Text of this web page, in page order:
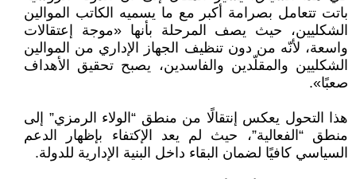
باتت تتعامل بصرامة أكبر مع ما يسميه الكاتب الموالين
الشكليين، حيث يصف المرحلة بأنها «موجة إعتقالات
واسعة، لأنّه من دون تنظيف الجهاز الإداري من الموالين
الشكليين والمقلّدين والفاسدين، يصبح تحقيق الأهداف
صعبًا».
هذا التحول يعكس إنتقالًا من منطق “الولاء الرمزي” إلى
منطق “الفعالية”، حيث لم يعد الإكتفاء بإظهار الدعم
السياسي كافيًا لضمان البقاء داخل البنية الإدارية للدولة.